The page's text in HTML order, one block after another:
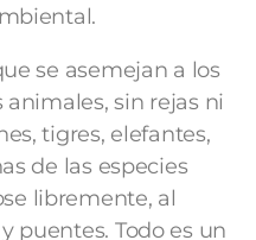
se asemejan a los
sin rejas ni
tigres, elefantes,
de las especies
libremente, al
puentes. Todo es un